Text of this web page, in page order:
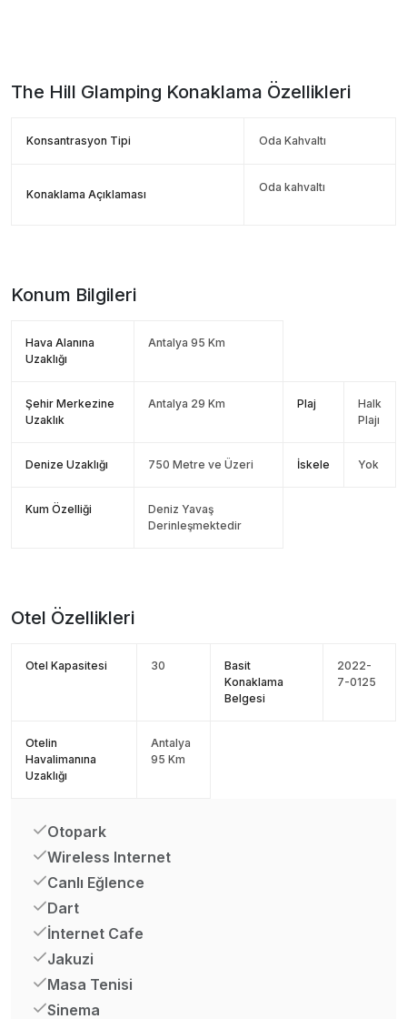
The Hill Glamping Konaklama Özellikleri
Konsantrasyon Tipi Oda Kahvaltı
Konaklama Açıklaması
Oda kahvaltı
Konum Bilgileri
Hava Alanına
Uzaklığı
Antalya 95 Km
Şehir Merkezine
Uzaklık
Antalya 29 Km Plaj
Halk
Plajı
Denize Uzaklığı 750 Metre ve Üzeri İskele Yok
Kum Özelliği
Deniz Yavaş
Derinleşmektedir
Otel Özellikleri
Otel Kapasitesi 30
Basit
Konaklama
Belgesi
2022-
7-0125
Otelin
Havalimanına
Uzaklığı
Antalya
95 Km
Otopark
Wireless Internet
Canlı Eğlence
Dart
İnternet Cafe
Jakuzi
Masa Tenisi
Sinema